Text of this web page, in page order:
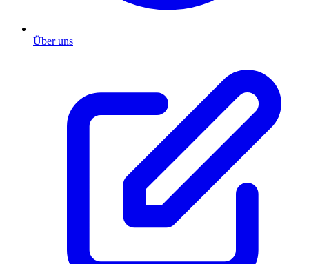
Über uns